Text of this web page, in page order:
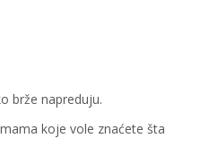
brže napreduju.
koje vole znaćete šta